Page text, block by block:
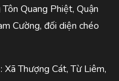
Quang Phiệt, Quận
Cường, đối diện chéo
Thượng Cát, Từ Liêm,